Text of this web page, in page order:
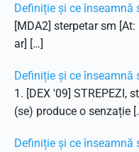
Definiție și ce înseamnă
[MDA2] sterpetar sm
ar] […]
Definiție și ce înseamnă
1. [DEX '09] STREPEZI,
(se) produce o senzație
Definiție și ce înseamnă